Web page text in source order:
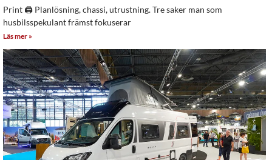
Print 🖨 Planlösning, chassi, utrustning. Tre saker man som
husbilsspekulant främst fokuserar
Läs mer »